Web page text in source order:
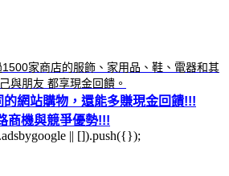
家商店的服飾、家用品、鞋、電器和其
與朋友 都享現金回饋。
網站購物，還能多賺現金回饋!!!
商機與競爭優勢!!!
|| []).push({});